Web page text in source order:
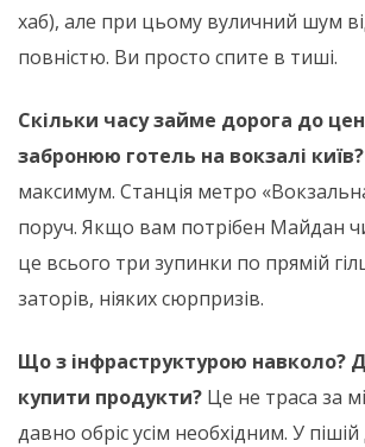
хаб), але при цьому вуличний шум
повністю. Ви просто спите в тиші.
Скільки часу займе дорога до
забронюю готель на вокзалі київ?
максимум. Станція метро
поруч. Якщо вам потрібен Майдан
це всього три зупинки по прямій
заторів, ніяких сюрпризів.
Що з інфраструктурою навколо?
купити продукти? Це не траса за
давно обріс усім необхідним. У пішій